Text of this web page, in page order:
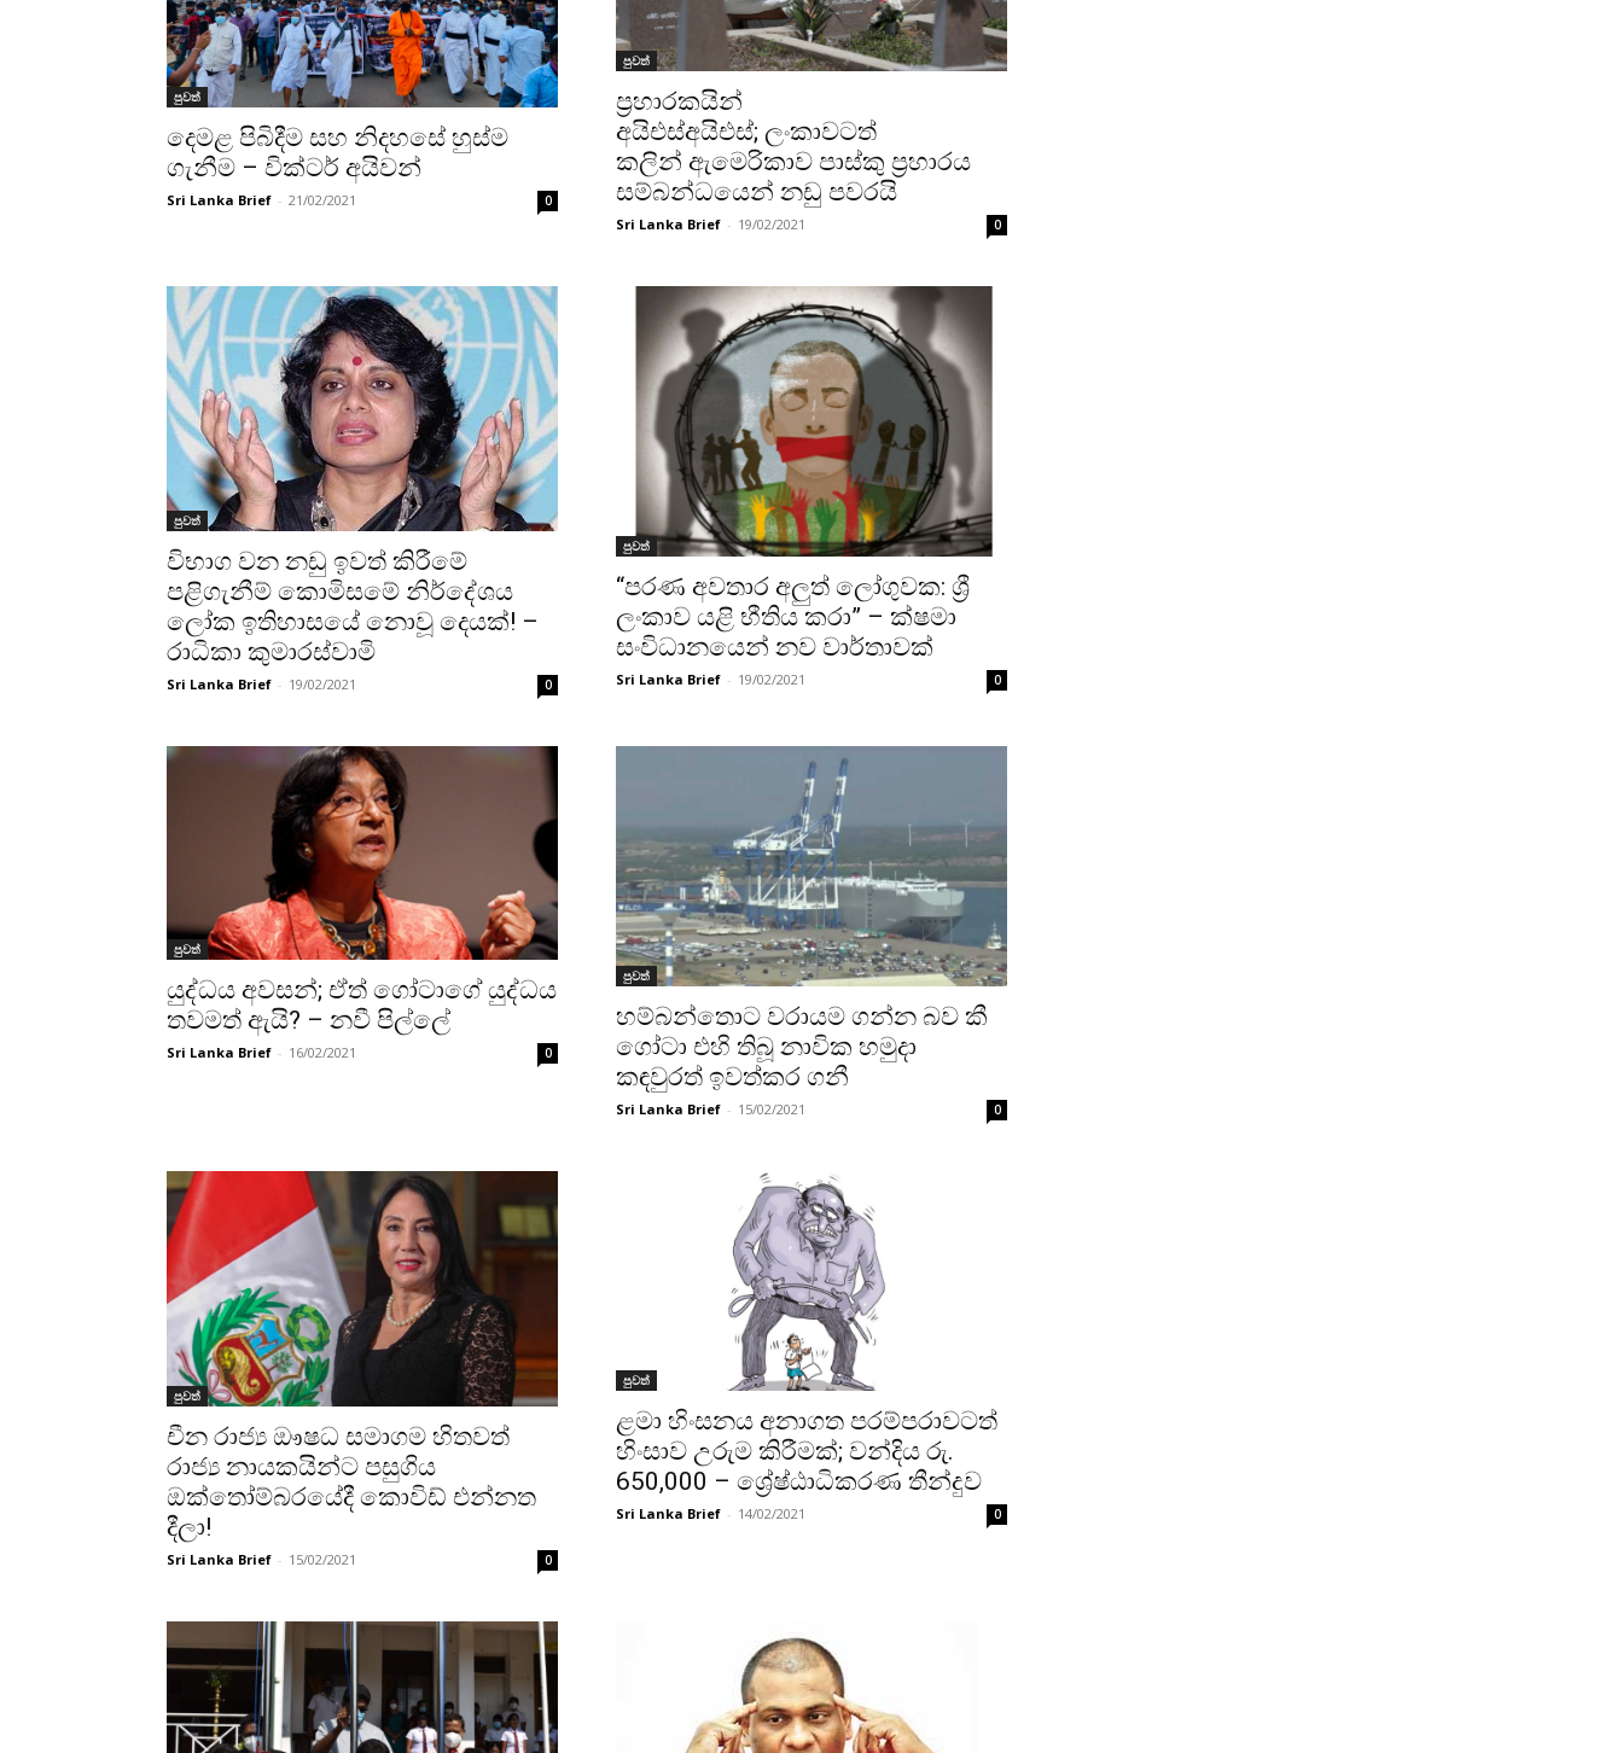
පුවත්
දෙමළ පිබිදීම සහ නිදහසේ හුස්ම
ගැනීම – වික්ටර් අයිවන්
Sri Lanka Brief - 21/02/2021 0
පුවත්
ප්‍රහාරකයින්
අයිඑස්අයිඑස්; ලංකාවටත්
කලින් ඇමෙරිකාව පාස්කු ප්‍රහාරය
සම්බන්ධයෙන් නඩු පවරයි
Sri Lanka Brief - 19/02/2021 0
පුවත්
විභාග වන නඩු ඉවත් කිරීමේ
පළිගැනීම් කොමිසමේ නිර්දේශය
ලෝක ඉතිහාසයේ නොවූ දෙයක්! –
රාධිකා කුමාරස්වාමි
Sri Lanka Brief - 19/02/2021 0
පුවත්
“පරණ අවතාර අලුත් ලෝගුවක: ශ්‍රී
ලංකාව යළි භීතිය කරා” – ක්ෂමා
සංවිධානයෙන් නව වාර්තාවක්
Sri Lanka Brief - 19/02/2021 0
පුවත්
යුද්ධය අවසන්; ඒත් ගෝටාගේ යුද්ධය
තවමත් ඇයි? – නවී පිල්ලේ
Sri Lanka Brief - 16/02/2021 0
පුවත්
හම්බන්තොට වරායම ගන්න බව කී
ගෝටා එහි තිබූ නාවික හමුදා
කඳවුරත් ඉවත්කර ගනී
Sri Lanka Brief - 15/02/2021 0
පුවත්
චීන රාජ්‍ය ඖෂධ සමාගම හිතවත්
රාජ්‍ය නායකයින්ට පසුගිය
ඔක්තෝම්බරයේදී කොවිඩ් එන්නත
දීලා!
Sri Lanka Brief - 15/02/2021 0
පුවත්
ළමා හිංසනය අනාගත පරම්පරාවටත්
හිංසාව උරුම කිරීමක්; වන්දිය රු.
650,000 – ශ්‍රේෂ්ඨාධිකරණ තීන්දුව
Sri Lanka Brief - 14/02/2021 0